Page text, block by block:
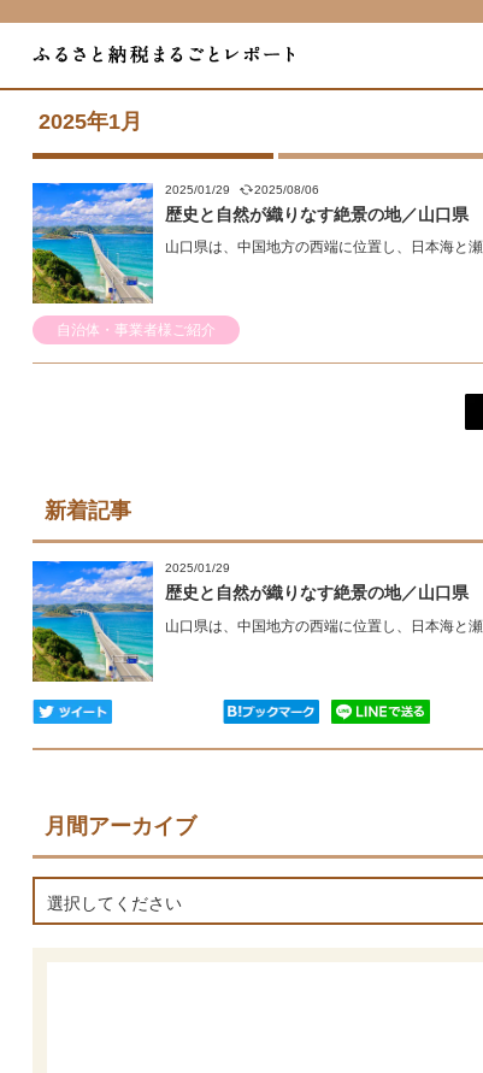
2025年1月
2025/01/29 2025/08/06
歴史と自然が織りなす絶景の地／山口県
山口県は、中国地方の西端に位置し、日本海と
自治体・事業者様ご紹介
新着記事
2025/01/29
歴史と自然が織りなす絶景の地／山口県
山口県は、中国地方の西端に位置し、日本海と
月間アーカイブ
選択してください